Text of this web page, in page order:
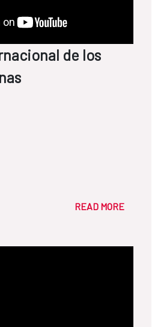
de los
READ MORE